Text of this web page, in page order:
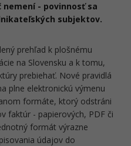
nemení - povinnosť sa
subjektov.
prehľad k plošnému
na Slovensku a k tomu,
prebiehať. Nové pravidlá
plne elektronickú výmenu
formáte, ktorý odstráni
faktúr - papierových, PDF či
formát výrazne
údajov do